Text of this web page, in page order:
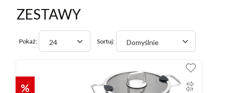
ZESTAWY
Pokaż: 24 Sortuj: Domyślnie
%